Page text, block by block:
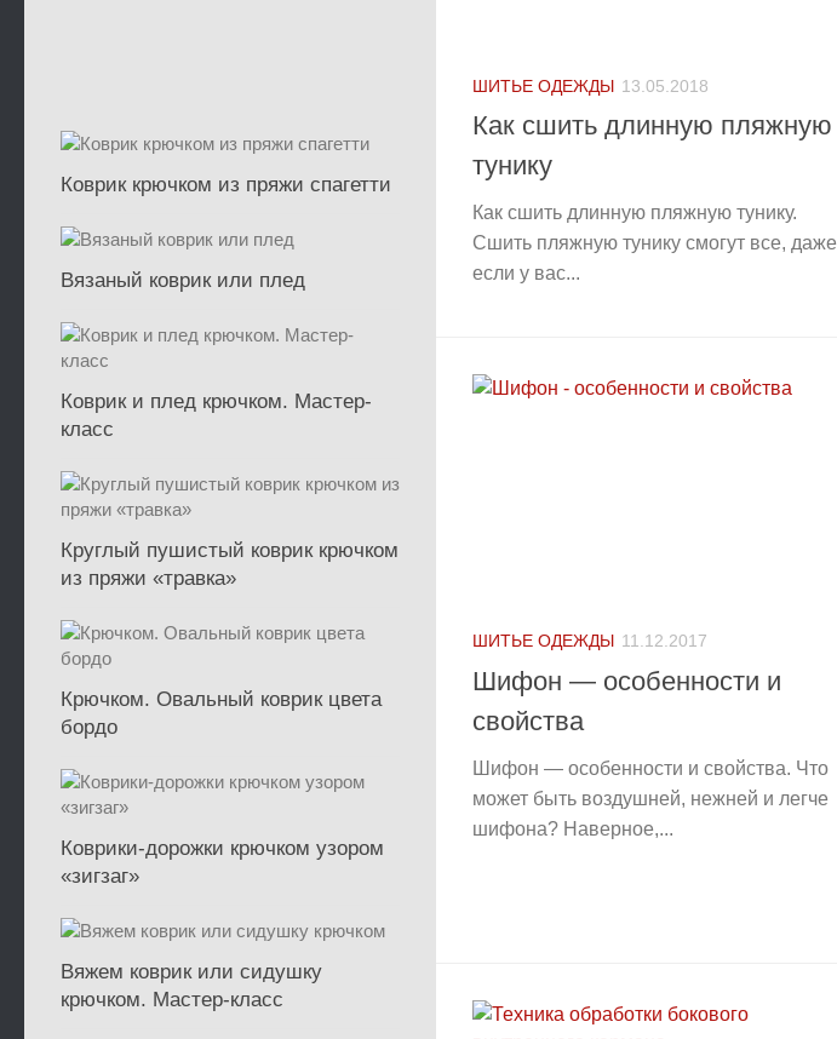
ШИТЬЕ ОДЕЖДЫ 13.05.2018
Как сшить длинную пляжную
тунику
Как сшить длинную пляжную тунику.
Сшить пляжную тунику смогут все, даже
если у вас...
ШИТЬЕ ОДЕЖДЫ 11.12.2017
Шифон — особенности и
свойства
Шифон — особенности и свойства. Что
может быть воздушней, нежней и легче
шифона? Наверное,...
Коврик крючком из пряжи спагетти
Вязаный коврик или плед
Коврик и плед крючком. Мастер-
класс
Круглый пушистый коврик крючком
из пряжи «травка»
Крючком. Овальный коврик цвета
бордо
Коврики-дорожки крючком узором
«зигзаг»
Вяжем коврик или сидушку
крючком. Мастер-класс